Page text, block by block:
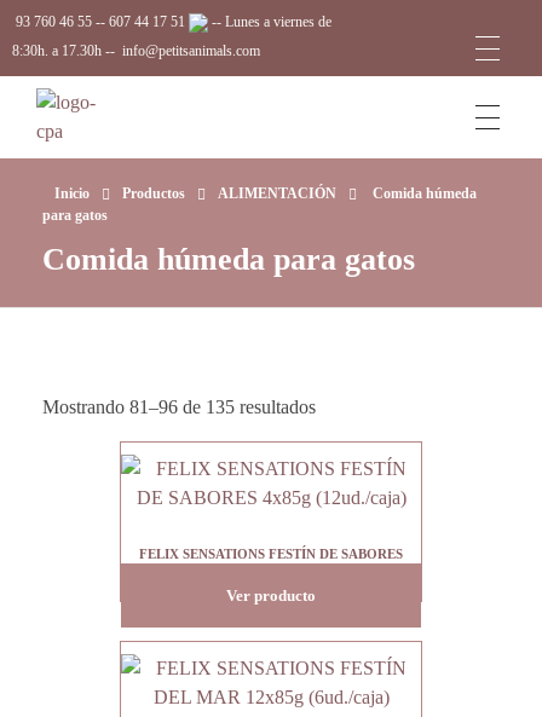
93 760 46 55 -- 607 44 17 51
-- Lunes a viernes de
8:30h. a 17.30h -- info@petitsanimals.com
Complements Petits Animals, S.L.
Inicio Productos ALIMENTACIÓN
Comida húmeda
para gatos
Comida húmeda para gatos
Mostrando 81–96 de 135 resultados
FELIX SENSATIONS FESTÍN DE SABORES
Ver producto